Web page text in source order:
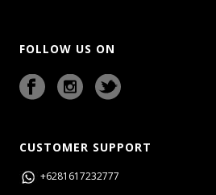
FOLLOW US ON
CUSTOMER SUPPORT
+6281617232777